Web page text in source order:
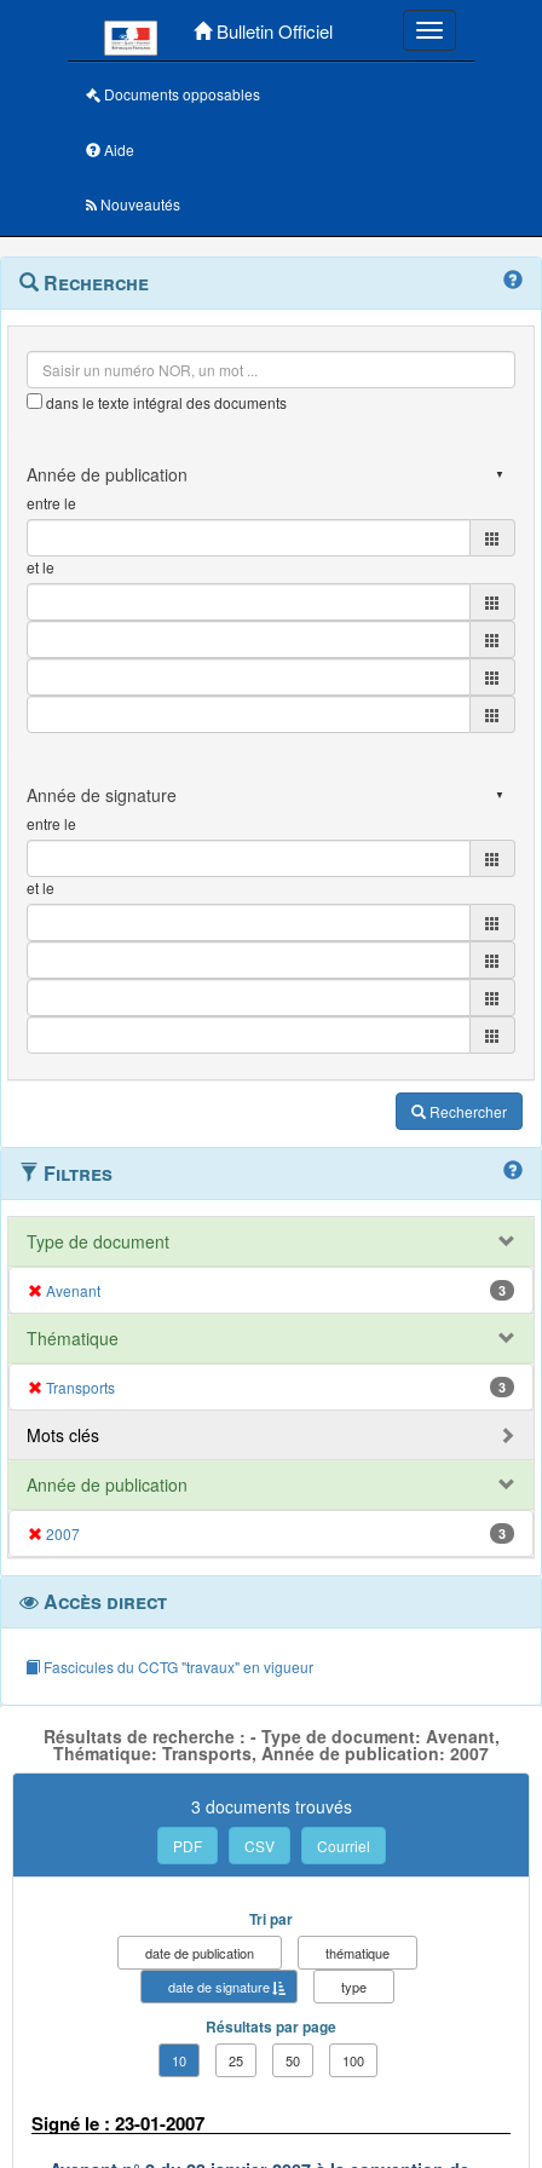
Bulletin Officiel Toggle
Documents opposables
Aide
Nouveautés
Navigation
outils
Menu
contextuel
Recherche
dans le texte intégral des documents
entre le
et le
entre le
et le
Rechercher
Filtres
Type de document
Avenant 3
Thématique
Transports 3
Mots clés
Année de publication
2007 3
Accès direct
Fascicules du CCTG "travaux" en vigueur
Résultats de recherche : - Type de document: Avenant,
Thématique: Transports, Année de publication: 2007
3 documents trouvés
PDF CSV Courriel
Tri par
date de publication
thématique
date de signature
type
Résultats par page
10 25 50 100
Signé le : 23-01-2007